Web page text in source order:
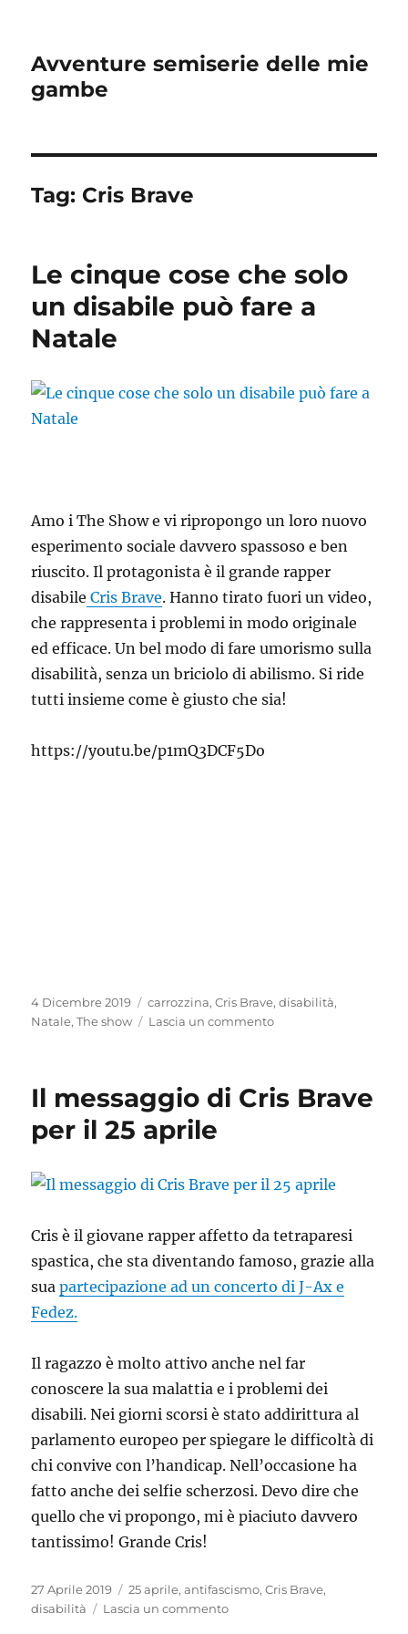
Avventure semiserie delle mie
gambe
Tag: Cris Brave
Le cinque cose che solo
un disabile può fare a
Natale
Amo i The Show e vi ripropongo un loro nuovo
esperimento sociale davvero spassoso e ben
riuscito. Il protagonista è il grande rapper
disabile Cris Brave. Hanno tirato fuori un video,
che rappresenta i problemi in modo originale
ed efficace. Un bel modo di fare umorismo sulla
disabilità, senza un briciolo di abilismo. Si ride
tutti insieme come è giusto che sia!
https://youtu.be/p1mQ3DCF5Do
Pubblicato
il
4 Dicembre 2019 Tag
carrozzina,Cris Brave,disabilità,
Natale,The show Lascia un commentosu
che
fare
Natale
Il messaggio di Cris Brave
per il 25 aprile
Cris è il giovane rapper affetto da tetraparesi
spastica, che sta diventando famoso, grazie alla
suapartecipazione ad un concerto di J-Ax e
Fedez.
Il ragazzo è molto attivo anche nel far
conoscere la sua malattia e i problemi dei
disabili. Nei giorni scorsi è stato addirittura al
parlamento europeo per spiegare le difficoltà di
chi convive con l’handicap. Nell’occasione ha
fatto anche dei selfie scherzosi. Devo dire che
quello che vi propongo, mi è piaciuto davvero
tantissimo! Grande Cris!
Pubblicato
il
27 Aprile 2019 Tag
25 aprile,antifascismo,Cris Brave,
disabilità
Lascia un commentosu